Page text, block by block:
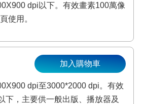
dpi以下。有效畫素100萬像
使用。
dpi至3000*2000 dpi。有效
下，主要供一般出版、播放器及
加入購物車